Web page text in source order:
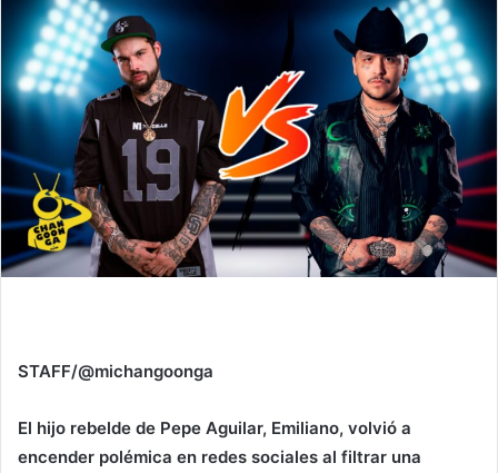
STAFF/@michangoonga
El hijo rebelde de Pepe Aguilar, Emiliano, volvió a
encender polémica en redes sociales al filtrar una